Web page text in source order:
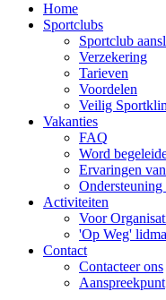
Home
Sportclubs
Sportclub
Verzekering
Tarieven
Voordelen
Veilig
Vakanties
FAQ
Word
Ervaringen
Activiteiten
Voor
'Op Weg'
Contact
Contacteer ons
Aanspreekpunt